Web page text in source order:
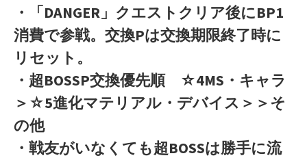
・「DANGER」クエストクリア後にBP1
消費で参戦。交換Pは交換期限終了時に
リセット。
・超BOSSP交換優先順 ☆4MS・キャラ
＞☆5進化マテリアル・デバイス＞＞そ
の他
・戦友がいなくても超BOSSは勝手に流